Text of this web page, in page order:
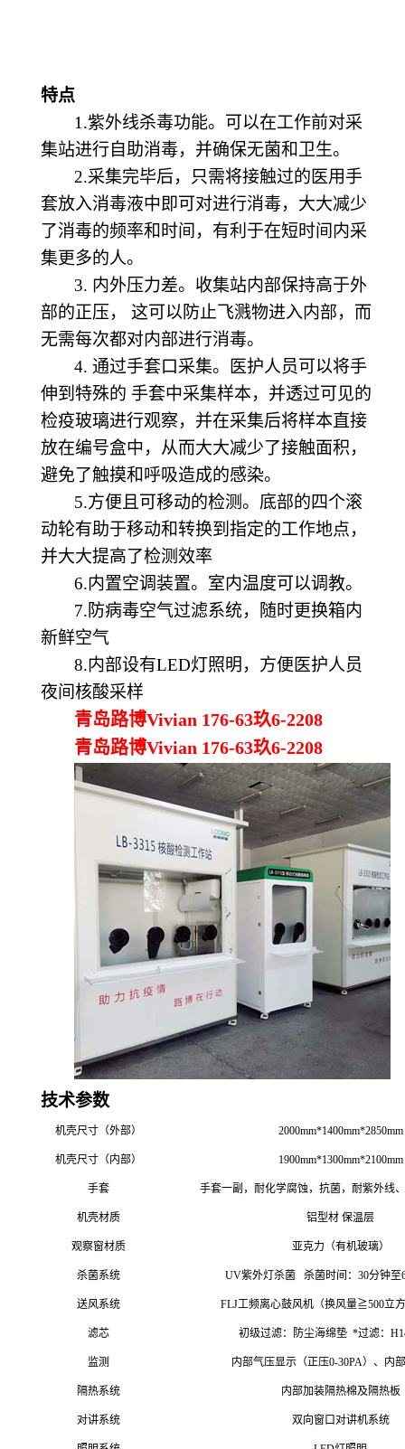
特点
1.紫外线杀毒功能。
可以在工作前对采
集站进行自助消毒，并确保无菌和卫生。
2.采集完毕后，只需将接触过的医用手
套放入消毒液中即可对进行消毒，大大减少
了消毒的频率和时间，有利于在短时间内采
集更多的人。
3. 内外压力差。收集站内部保持高于外
部的正压， 这可以防止飞溅物进入内部，而
无需每次都对内部进行消毒。
4. 通过手套口采集。医护人员可以将手
伸到特殊的 手套中采集样本，并透过可见的
检疫玻璃进行观察，并在采集后将样本直接
放在编号盒中，从而大大减少了接触面积，
避免了触摸和呼吸造成的感染。
5.方便且可移动的检测。底部的四个滚
动轮有助于移动和转换到指定的工作地点，
并大大提高了检测效率
6.内置空调装置。 室内温度可以调教。
7.防病毒空气过滤系统，随时更换箱内
新鲜空气
8.内部设有LED灯照明，方便医护人员
夜间核酸采样
青岛路博Vivian 176-63玖6-2208
青岛路博Vivian 176-63玖6-2208
技术参数
机壳尺寸（外部） 2000mm*1400mm*2850mm
机壳尺寸（内部） 1900mm*1300mm*2100mm
手套 手套一副，耐化学腐蚀，抗菌，耐紫外线
机壳材质 铝型材 保温层
观察窗材质 亚克力（有机玻璃）
杀菌系统 UV紫外灯杀菌 杀菌时间：30分钟至
送风系统 FLJ工频离心鼓风机（换风量≧500立
滤芯 初级过滤：防尘海绵垫 *过滤：
监测 内部气压显示（正压0-30PA）、内
隔热系统 内部加装隔热棉及隔热板
对讲系统 双向窗口对讲机系统